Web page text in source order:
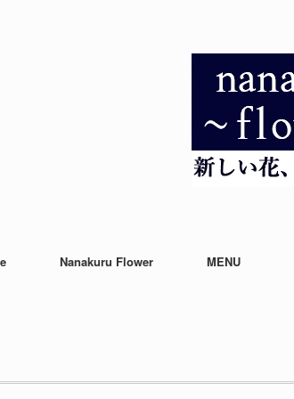
Nanakuru Flower MENU